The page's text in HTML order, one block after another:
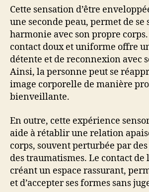
Cette sensation d’être
une seconde peau, permet de se
harmonie avec son propre corps.
contact doux et uniforme offre
détente et de reconnexion avec
Ainsi, la personne peut se
image corporelle de manière
bienveillante.
En outre, cette expérience
aide à rétablir une relation
corps, souvent perturbée par
des traumatismes. Le contact de
créant un espace rassurant,
et d’accepter ses formes sans